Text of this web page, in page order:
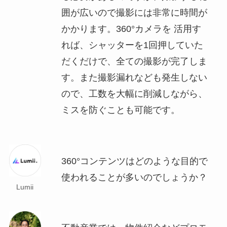
囲が広いので撮影には非常に時間が
かかります。360°カメラを 活用す
れば、シャッターを1回押していた
だくだけで、全ての撮影が完了しま
す。また撮影漏れなども発生しない
ので、工数を大幅に削減しながら、
ミスを防ぐことも可能です。
Lumii
360°コンテンツはどのような目的で
使われることが多いのでしょうか？